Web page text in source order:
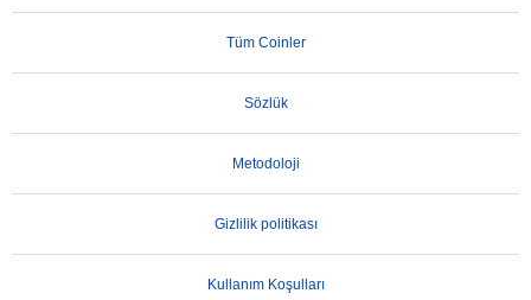
Tüm Coinler
Sözlük
Metodoloji
Gizlilik politikası
Kullanım Koşulları